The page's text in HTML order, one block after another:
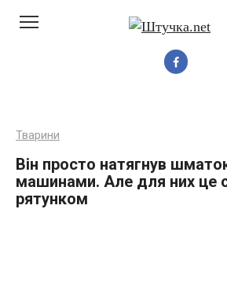
Тварини
Він просто натягнув
машинами. Але для них це
рятунком